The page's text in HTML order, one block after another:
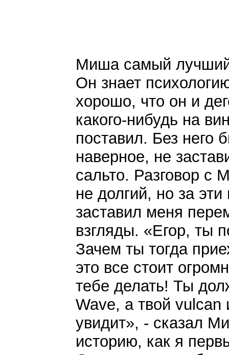
Миша самый
Он знает
хорошо, что он и
какого-нибудь на
поставил. Без него
наверное, не
сальто. Разговор с
не долгий, но за
заставил меня
взгляды. «Егор, ты
Зачем ты тогда
это все стоит
тебе делать! Ты
Wave, а твой
увидит», - сказал
историю, как я